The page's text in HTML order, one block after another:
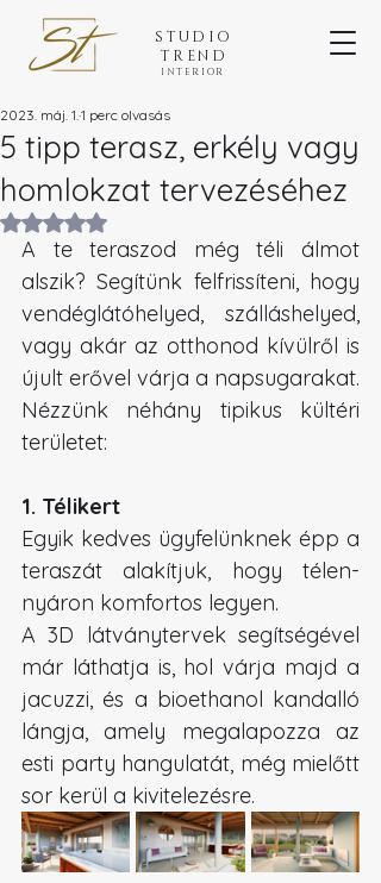
STUDIO
TREND
INTERIOR
5 tipp terasz, erkély vagy
homlokzat tervezéséhez
2023. máj. 1.1 perc olvasás
NaN csillagot kapott az 5-ből.
A te teraszod még téli álmot
alszik? Segítünk felfrissíteni, hogy
vendéglátóhelyed, szálláshelyed,
vagy akár az otthonod kívülről is
újult erővel várja a napsugarakat.
Nézzünk néhány tipikus kültéri
területet:
1. Télikert
Egyik kedves ügyfelünknek épp a
teraszát alakítjuk, hogy télen-
nyáron komfortos legyen.
A 3D látványtervek segítségével
már láthatja is, hol várja majd a
jacuzzi, és a bioethanol kandalló
lángja, amely megalapozza az
esti party hangulatát, még mielőtt
sor kerül a kivitelezésre.